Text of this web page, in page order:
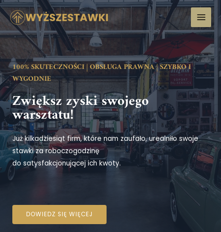
100% SKUTECZNOŚCI | OBSŁUGA PRAWNA | SZYBKO I
WYGODNIE
Zwiększ zyski swojego
warsztatu!
Już kilkadziesiąt firm, które nam zaufało, urealniło swoje
stawki za roboczogodzinę
do satysfakcjonującej ich kwoty.
DOWIEDZ SIĘ WIĘCEJ